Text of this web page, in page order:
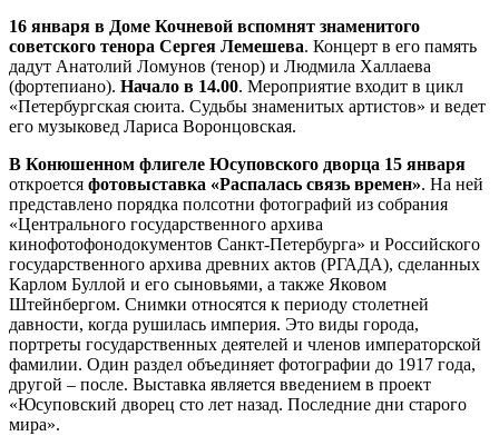
16 января в Доме Кочневой вспомнят знаменитого
советского тенора Сергея Лемешева. Концерт в его память
дадут Анатолий Ломунов (тенор) и Людмила Халлаева
(фортепиано). Начало в 14.00. Мероприятие входит в цикл
«Петербургская сюита. Судьбы знаменитых артистов» и ведет
его музыковед Лариса Воронцовская.
В Конюшенном флигеле Юсуповского дворца 15 января
откроется фотовыставка «Распалась связь времен». На ней
представлено порядка полсотни фотографий из собрания
«Центрального государственного архива
кинофотофонодокументов Санкт-Петербурга» и Российского
государственного архива древних актов (РГАДА), сделанных
Карлом Буллой и его сыновьями, а также Яковом
Штейнбергом. Снимки относятся к периоду столетней
давности, когда рушилась империя. Это виды города,
портреты государственных деятелей и членов императорской
фамилии. Один раздел объединяет фотографии до 1917 года,
другой – после. Выставка является введением в проект
«Юсуповский дворец сто лет назад. Последние дни старого
мира».